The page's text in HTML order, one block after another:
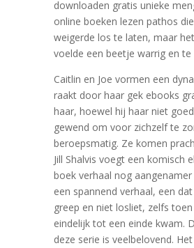
downloaden gratis unieke
online boeken lezen pathos
weigerde los te laten, maar
voelde een beetje warrig en te
Caitlin en Joe vormen een
raakt door haar gek ebooks
haar, hoewel hij haar niet
gewend om voor zichzelf te
beroepsmatig. Ze komen
Jill Shalvis voegt een komisch
boek verhaal nog
een spannend verhaal, een
greep en niet losliet, zelfs
eindelijk tot een einde kwam.
deze serie is veelbelovend.